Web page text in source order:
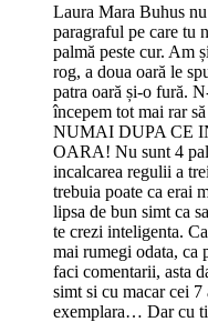
Laura Mara Buhus
paragraful pe care tu
palmă peste cur. Am
rog, a doua oară le
patra oară și-o fură.
începem tot mai rar
NUMAI DUPA CE
OARA! Nu sunt 4
incalcarea regulii a
trebuia poate ca erai
lipsa de bun simt ca
te crezi inteligenta.
mai rumegi odata, ca
faci comentarii, asta
simt si cu macar cei
exemplara… Dar cu